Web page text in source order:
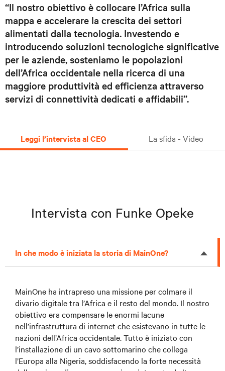
“Il nostro obiettivo è collocare l’Africa sulla
mappa e accelerare la crescita dei settori
alimentati dalla tecnologia. Investendo e
introducendo soluzioni tecnologiche significative
per le aziende, sosteniamo le popolazioni
dell’Africa occidentale nella ricerca di una
maggiore produttività ed efficienza attraverso
servizi di connettività dedicati e affidabili”.
Leggi l’intervista al CEO La sfida - Video
Intervista con Funke Opeke
In che modo è iniziata la storia di MainOne?
MainOne ha intrapreso una missione per colmare il
divario digitale tra l’Africa e il resto del mondo. Il nostro
obiettivo era compensare le enormi lacune
nell’infrastruttura di internet che esistevano in tutte le
nazioni dell’Africa occidentale. Tutto è iniziato con
l’installazione di un cavo sottomarino che collega
l’Europa alla Nigeria, soddisfacendo la forte necessità